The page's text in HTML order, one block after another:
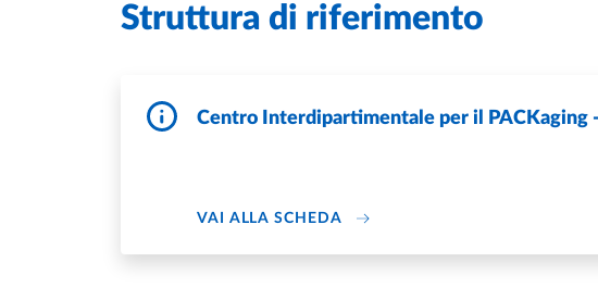
Struttura di riferimento
Centro Interdipartimentale per il PACKaging
VAI ALLA SCHEDA DI CENTRO